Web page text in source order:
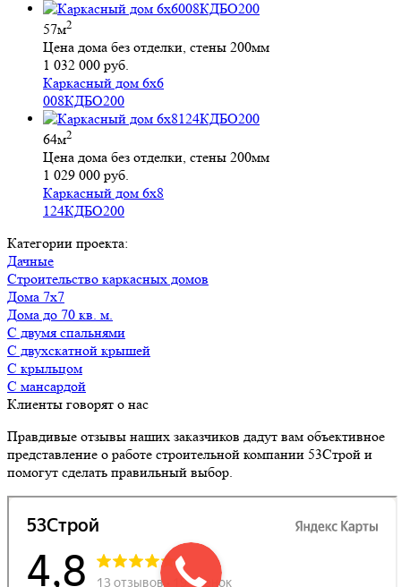
57м2
Цена дома без отделки, стены 200мм
1 032 000 руб.
Каркасный дом 6х6
008КДБО200
64м2
Цена дома без отделки, стены 200мм
1 029 000 руб.
Каркасный дом 6х8
124КДБО200
Категории проекта:
Дачные
Строительство каркасных домов
Дома 7х7
Дома до 70 кв. м.
с двумя спальнями
с двухскатной крышей
с крыльцом
с мансардой
Клиенты говорят о нас
Правдивые отзывы наших заказчиков дадут вам объективное
представление о работе строительной компании 53Строй и
помогут сделать правильный выбор.